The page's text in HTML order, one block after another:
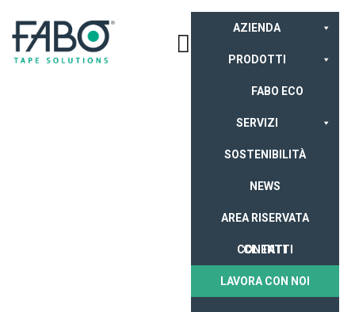
AZIENDA
PRODOTTI
FABO ECO
SERVIZI
SOSTENIBILITÀ
NEWS
AREA RISERVATA
CLIENTI
CONTATTI
LAVORA CON NOI